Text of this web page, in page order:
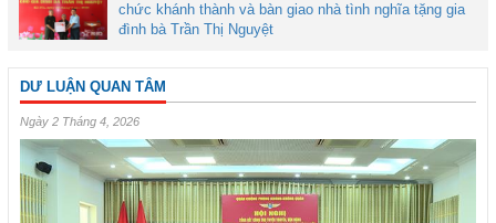
chức khánh thành và bàn giao nhà tình nghĩa tặng gia
đình bà Trần Thị Nguyệt
DƯ LUẬN QUAN TÂM
Ngày 2 Tháng 4, 2026